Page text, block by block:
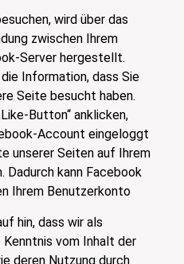
wird über das
zwischen Ihrem
Server hergestellt.
Information, dass Sie
Seite besucht haben.
Button“ anklicken,
Account eingeloggt
unserer Seiten auf Ihrem
Dadurch kann Facebook
Ihrem Benutzerkonto
hin, dass wir als
vom Inhalt der
deren Nutzung durch